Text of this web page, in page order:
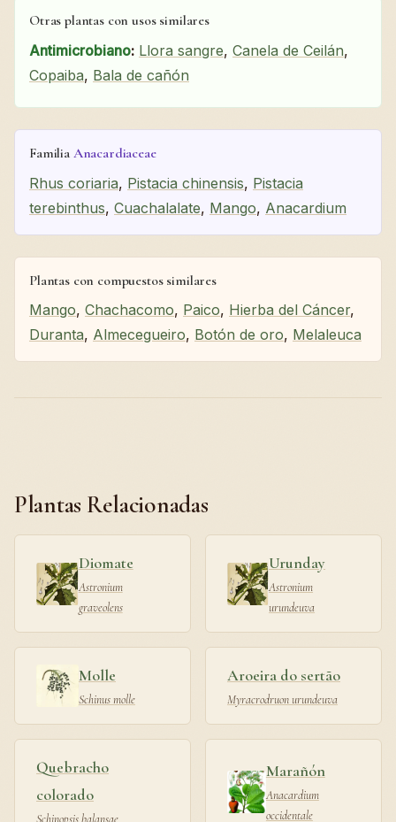
Otras plantas con usos similares
Antimicrobiano: Llora sangre, Canela de Ceilán,
Copaiba, Bala de cañón
Familia Anacardiaceae
Rhus coriaria, Pistacia chinensis, Pistacia
terebinthus, Cuachalalate, Mango, Anacardium
Plantas con compuestos similares
Mango, Chachacomo, Paico, Hierba del Cáncer,
Duranta, Almecegueiro, Botón de oro, Melaleuca
Plantas Relacionadas
Diomate
Astronium
graveolens
Urunday
Astronium
urundeuva
Molle
Schinus molle
Aroeira do sertão
Myracrodruon urundeuva
Quebracho
colorado
Marañón
Anacardium
occidentale